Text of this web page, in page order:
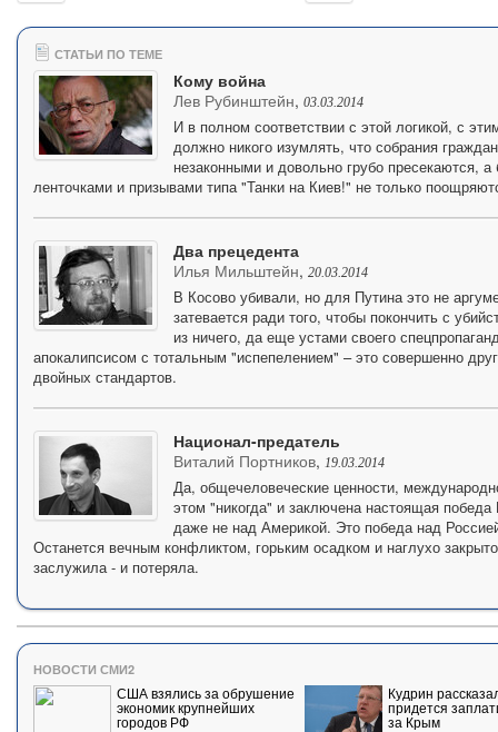
СТАТЬИ ПО ТЕМЕ
Кому война
Лев Рубинштейн, 03.03.2014
И в полном соответствии с этой логикой, с
должно никого изумлять, что собрания
незаконными и довольно грубо пресекаются,
ленточками и призывами типа "Танки на Киев!" не только
Два прецедента
Илья Мильштейн, 20.03.2014
В Косово убивали, но для Путина это не
затевается ради того, чтобы покончить с
из ничего, да еще устами своего
апокалипсисом с тотальным "испепелением" – это совершенно
двойных стандартов.
Национал-предатель
Виталий Портников, 19.03.2014
Да, общечеловеческие ценности,
этом "никогда" и заключена настоящая
даже не над Америкой. Это победа над
Останется вечным конфликтом, горьким осадком и наглухо
заслужила - и потеряла.
НОВОСТИ СМИ2
США взялись за обрушение
экономик крупнейших
городов РФ
Кудрин
придется
за Крым